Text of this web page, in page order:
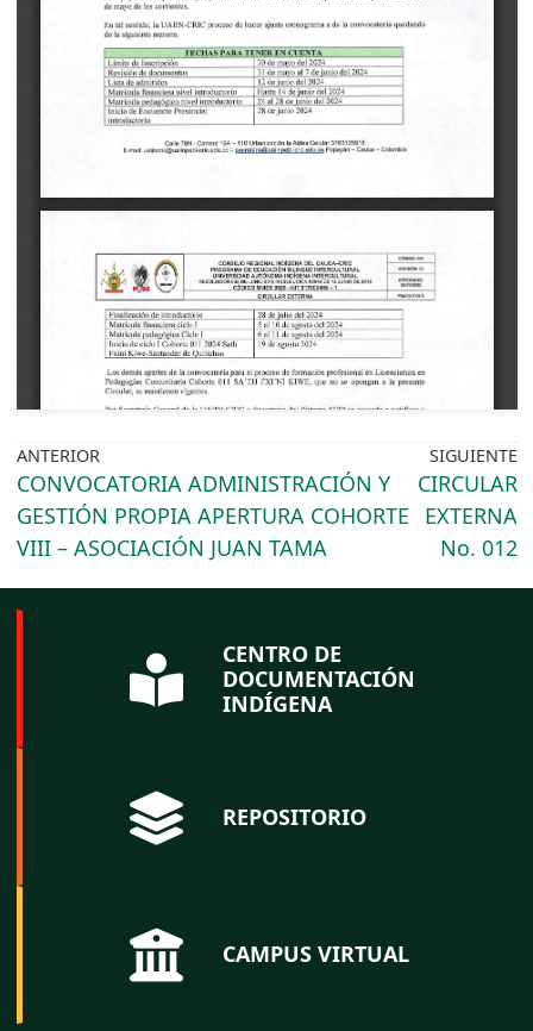
ANTERIOR
CONVOCATORIA ADMINISTRACIÓN Y
GESTIÓN PROPIA APERTURA COHORTE
VIII – ASOCIACIÓN JUAN TAMA
SIGUIENTE
CIRCULAR
EXTERNA
No. 012
CENTRO DE
DOCUMENTACIÓN
INDÍGENA
REPOSITORIO
CAMPUS VIRTUAL